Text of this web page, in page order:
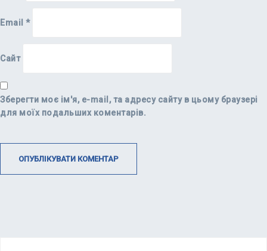
Email *
Сайт
Зберегти моє ім'я, e-mail, та адресу сайту в цьому браузері
для моїх подальших коментарів.